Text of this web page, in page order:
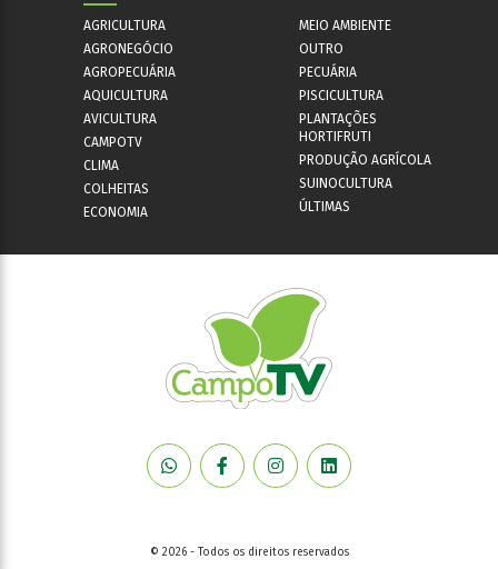
AGRICULTURA
AGRONEGÓCIO
AGROPECUÁRIA
AQUICULTURA
AVICULTURA
CAMPOTV
CLIMA
COLHEITAS
ECONOMIA
MEIO AMBIENTE
OUTRO
PECUÁRIA
PISCICULTURA
PLANTAÇÕES
HORTIFRUTI
PRODUÇÃO AGRÍCOLA
SUINOCULTURA
ÚLTIMAS
© 2026 - Todos os direitos reservados